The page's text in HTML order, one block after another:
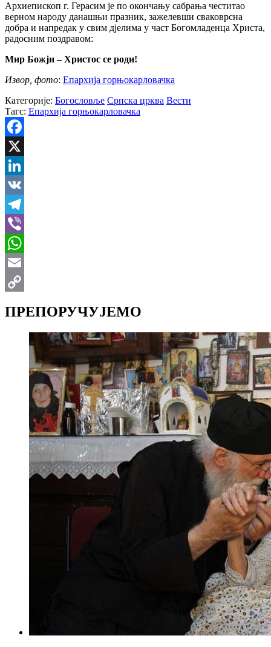
Архиепископ г. Герасим је по окончању сабрања честитао
верном народу данашњи празник, зажелевши сваковрсна
добра и напредак у свим дјелима у част Богомладенца Христа,
радосним поздравом:
Мир Божји – Христос се роди!
Извор, фото: Епархија горњокарловачка
Категорије: Богословље Српска црква Вести
Тагс: Епархија горњокарловачка
Facebook
X
LinkedIn
VK
Telegram
Viber
WhatsApp
Email
ПРЕПОРУЧУЈЕМО